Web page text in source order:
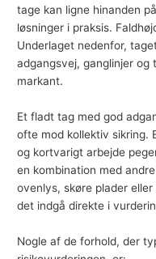
tage kan ligne hinanden
løsninger i praksis.
Underlaget nedenfor,
adgangsvej, ganglinjer
markant.
Et fladt tag med god
ofte mod kollektiv sikring.
og kortvarigt arbejde
en kombination med
ovenlys, skøre plader
det indgå direkte i
Nogle af de forhold, der